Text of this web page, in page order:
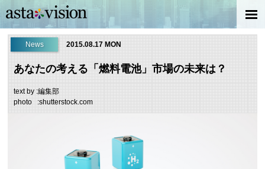
News 2015.08.17 MON
あなたの考える「燃料電池」市場の未来は？
text by :編集部
photo :shutterstock.com